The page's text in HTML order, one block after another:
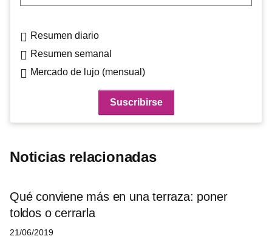
Resumen diario
Resumen semanal
Mercado de lujo (mensual)
Noticias relacionadas
Qué conviene más en una terraza: poner
toldos o cerrarla
21/06/2019